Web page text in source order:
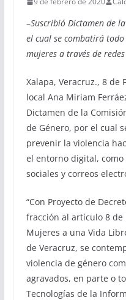
–Suscribió Dictamen de
el cual se combatirá
mujeres a través de redes
Xalapa, Veracruz., 8 de
local Ana Miriam
Dictamen de la
de Género, por el cual
prevenir la violencia
el entorno digital,
sociales y correos
“Con Proyecto de
fracción al artículo 8 de
Mujeres a una Vida
de Veracruz, se
violencia de género
agravados, en parte o
Tecnologías de la